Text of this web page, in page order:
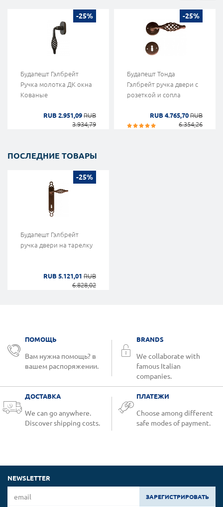
-25%
Будапешт Гэлбрейт
Ручка молотка ДК окна
Кованые
RUB 2.951,09 RUB
3.934,79
-25%
Будапешт Тонда
Гэлбрейт ручка двери с
розеткой и сопла
RUB 4.765,70 RUB
6.354,26
ПОСЛЕДНИЕ ТОВАРЫ
-25%
Будапешт Гэлбрейт
ручка двери на тарелку
RUB 5.121,01 RUB
6.828,02
ПОМОЩЬ
Вам нужна помощь? в
вашем распоряжении.
BRANDS
We collaborate with
famous Italian
companies.
ДОСТАВКА
We can go anywhere.
Discover shipping costs.
ПЛАТЕЖИ
Choose among different
safe modes of payment.
NEWSLETTER
ЗАРЕГИСТРИРОВАТЬ